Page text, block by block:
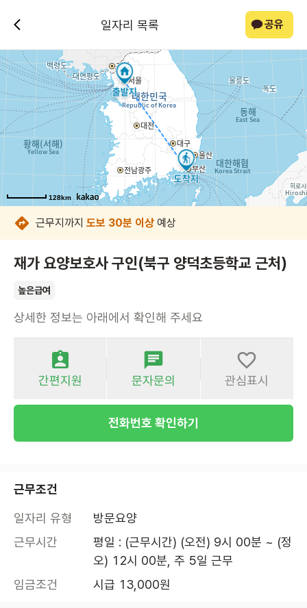
일자리 목록 공유
128km
128km
128km
128km
128km
128km
128km
128km
근무지까지 도보 30분 이상 예상
재가 요양보호사 구인(북구 양덕초등학교 근처)
높은급여
상세한 정보는 아래에서 확인해 주세요
간편지원 문자문의 관심표시
전화번호 확인하기
근무조건
일자리 유형
방문요양
근무시간
평일 : (근무시간) (오전) 9시 00분 ~ (정
오) 12시 00분, 주 5일 근무
임금조건
시급 13,000원